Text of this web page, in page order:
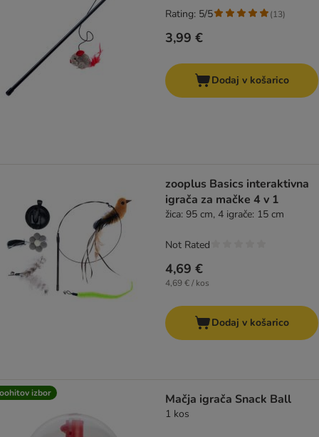
3,99 €
Rating: 5/5 (13)
Dodaj v košarico
zooplus Basics interaktivna
igrača za mačke 4 v 1
žica: 95 cm, 4 igrače: 15 cm
4,69 €
4,69 € / kos
Not Rated
Dodaj v košarico
izbor Mačja igrača Snack Ball
1 kos